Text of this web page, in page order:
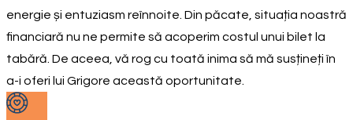
energie și entuziasm reînnoite. Din păcate, situația noastră
financiară nu ne permite să acoperim costul unui bilet la
tabără. De aceea, vă rog cu toată inima să mă susțineți în
a-i oferi lui Grigore această oportunitate.